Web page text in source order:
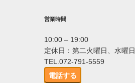
営業時間
10:00 – 19:00
定休日：第二火曜日、水曜日
TEL.072-791-5559
電話する